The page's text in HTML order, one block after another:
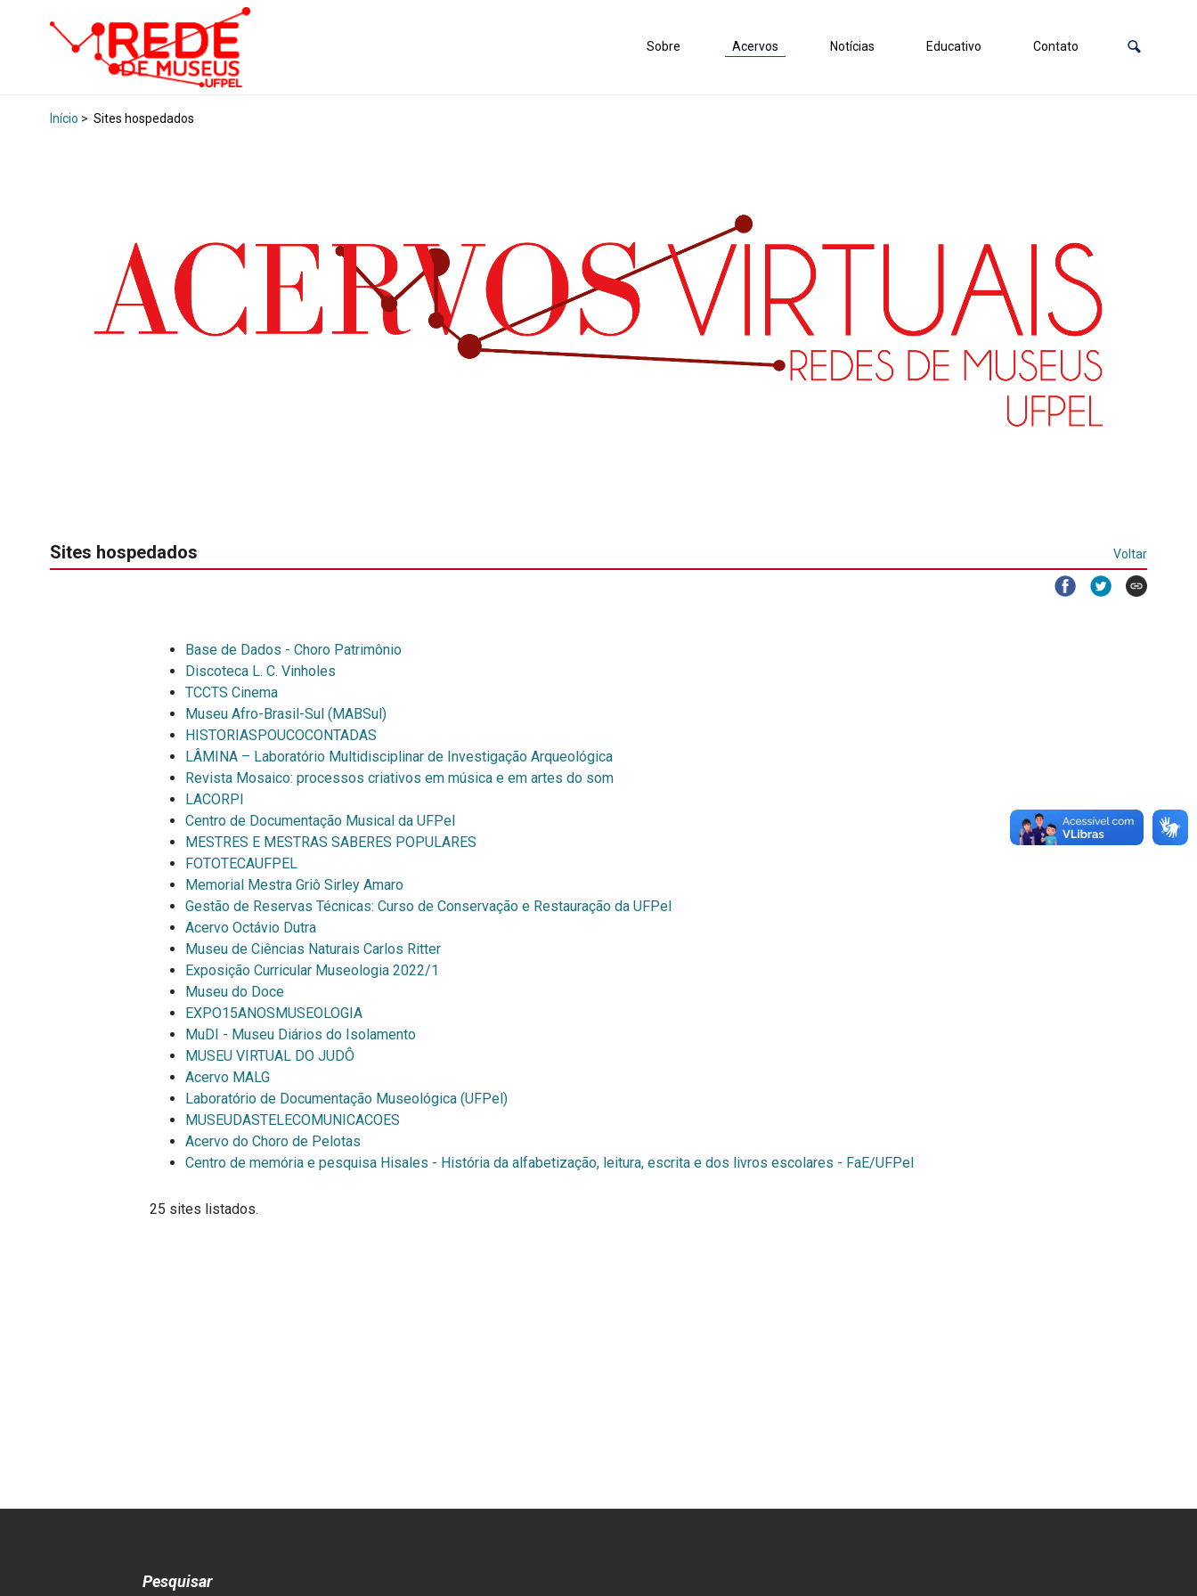
Sobre Acervos Notícias Educativo Contato
Início > Sites hospedados
Sites hospedados Voltar
Base de Dados - Choro Patrimônio
Discoteca L. C. Vinholes
TCCTS Cinema
Museu Afro-Brasil-Sul (MABSul)
HISTORIASPOUCOCONTADAS
LÂMINA – Laboratório Multidisciplinar de Investigação Arqueológica
Revista Mosaico: processos criativos em música e em artes do som
LACORPI
Centro de Documentação Musical da UFPel
MESTRES E MESTRAS SABERES POPULARES
FOTOTECAUFPEL
Memorial Mestra Griô Sirley Amaro
Gestão de Reservas Técnicas: Curso de Conservação e Restauração da UFPel
Acervo Octávio Dutra
Museu de Ciências Naturais Carlos Ritter
Exposição Curricular Museologia 2022/1
Museu do Doce
EXPO15ANOSMUSEOLOGIA
MuDI - Museu Diários do Isolamento
MUSEU VIRTUAL DO JUDÔ
Acervo MALG
Laboratório de Documentação Museológica (UFPel)
MUSEUDASTELECOMUNICACOES
Acervo do Choro de Pelotas
Centro de memória e pesquisa Hisales - História da alfabetização, leitura, escrita e dos livros escolares - FaE/UFPel
25 sites listados.
Pesquisar